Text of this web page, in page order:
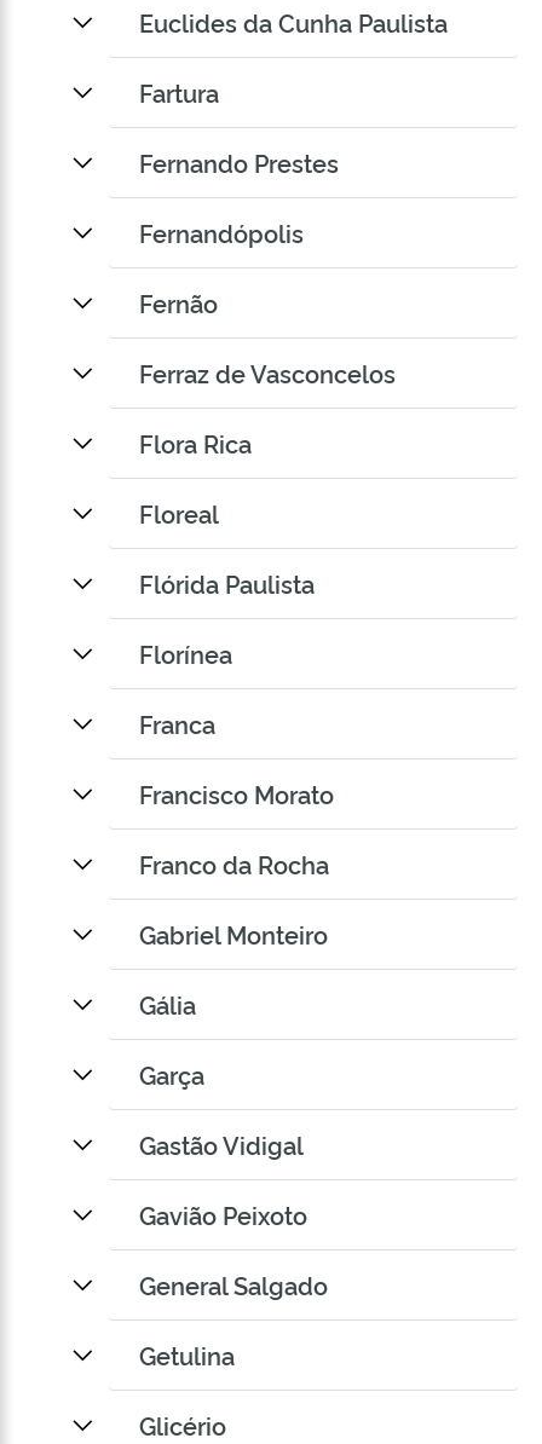
Euclides da Cunha Paulista
Fartura
Fernando Prestes
Fernandópolis
Fernão
Ferraz de Vasconcelos
Flora Rica
Floreal
Flórida Paulista
Florínea
Franca
Francisco Morato
Franco da Rocha
Gabriel Monteiro
Gália
Garça
Gastão Vidigal
Gavião Peixoto
General Salgado
Getulina
Glicério